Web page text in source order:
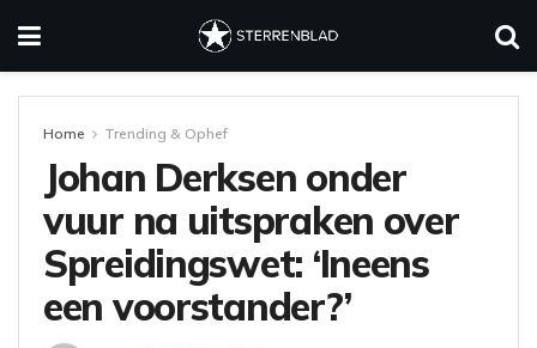
Home Trending & Ophef
Johan Derksen onder
vuur na uitspraken over
Spreidingswet: ‘Ineens
een voorstander?’